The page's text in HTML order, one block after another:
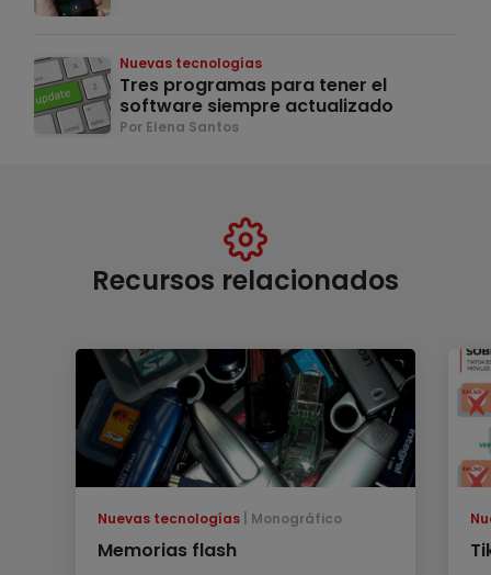
Nuevas tecnologías
Tres programas para tener el
software siempre actualizado
Por Elena Santos
Recursos relacionados
Nuevas tecnologías Monográfico
Memorias flash